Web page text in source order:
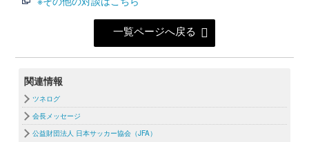
一覧ページへ戻る
関連情報
ツネログ
会長メッセージ
公益財団法人 日本サッカー協会（JFA）